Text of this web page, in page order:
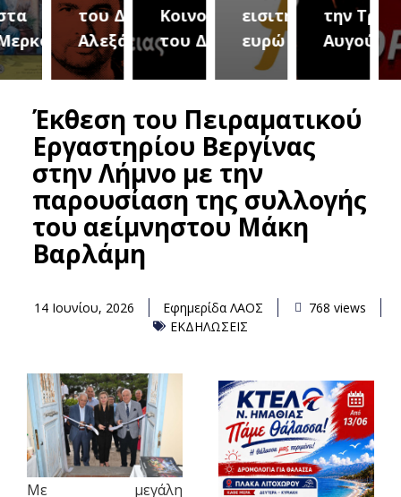
του Δήμου
Αλεξάνδρειας
Κοινοτήτων
του Δήμου
εισιτήριο 2
ευρώ
την Τρίτη 18
Αυγούστουτου
Έκθεση του Πειραματικού
Εργαστηρίου Βεργίνας
στην Λήμνο με την
παρουσίαση της συλλογής
του αείμνηστου Μάκη
Βαρλάμη
14 Ιουνίου, 2026 Εφημερίδα ΛΑΟΣ
768 views
ΕΚΔΗΛΩΣΕΙΣ
Με μεγάλη